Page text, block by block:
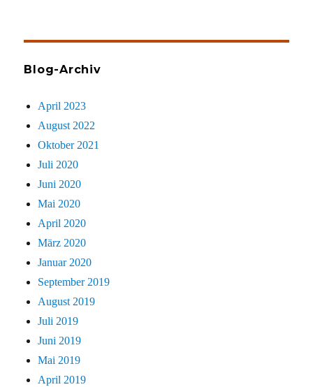
Blog-Archiv
April 2023
August 2022
Oktober 2021
Juli 2020
Juni 2020
Mai 2020
April 2020
März 2020
Januar 2020
September 2019
August 2019
Juli 2019
Juni 2019
Mai 2019
April 2019